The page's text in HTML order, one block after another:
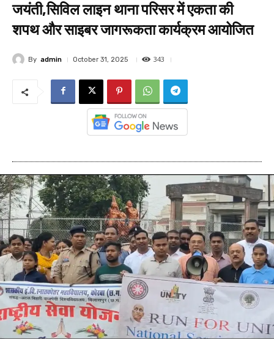
जयंती,सिविल लाइन थाना परिसर में एकता की
शपथ और साइबर जागरूकता कार्यक्रम आयोजित
By admin October 31, 2025 343